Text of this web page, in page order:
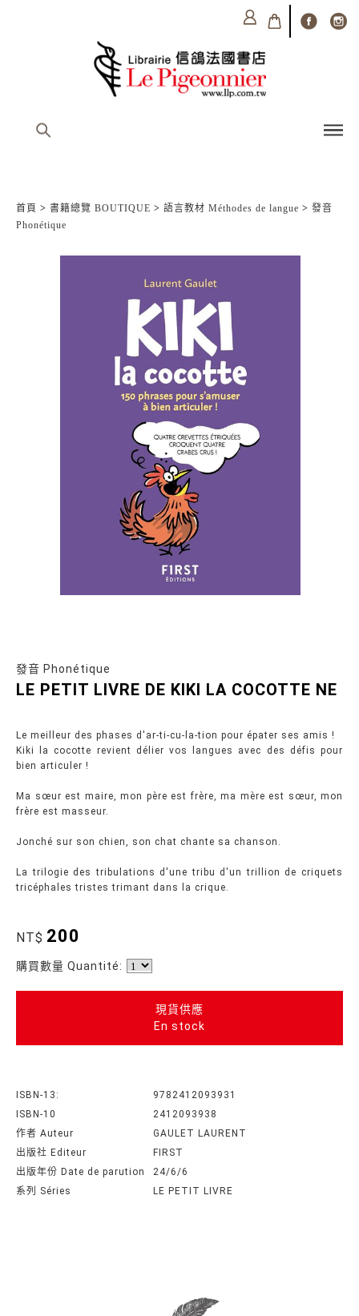
首頁 > 書籍總覽 BOUTIQUE > 語言教材 Méthodes de langue > 發音
Phonétique
發音 Phonétique
LE PETIT LIVRE DE KIKI LA COCOTTE NE
Le meilleur des phases d'ar-ti-cu-la-tion pour épater ses amis !
Kiki la cocotte revient délier vos langues avec des défis pour
bien articuler !
Ma sœur est maire, mon père est frère, ma mère est sœur, mon
frère est masseur.
Jonché sur son chien, son chat chante sa chanson.
La trilogie des tribulations d'une tribu d'un trillion de criquets
tricéphales tristes trimant dans la crique.
NT$ 200
購買數量 Quantité:
現貨供應
En stock
ISBN-13:
9782412093931
ISBN-10
2412093938
作者 Auteur
GAULET LAURENT
出版社 Editeur
FIRST
出版年份 Date de parution
24/6/6
系列 Séries
LE PETIT LIVRE